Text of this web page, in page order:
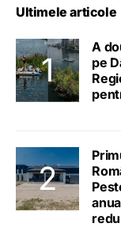
Ultimele articole
A
pe